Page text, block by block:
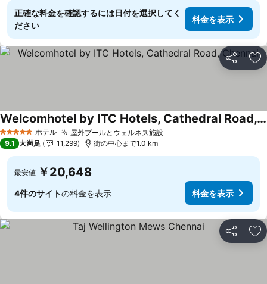
正確な料金を確認するには日付を選択してく
ださい
料金を表示
シェア お
5 ホテルのランク
ホテル 屋外プールとウェルネス施設
Welcomhotel by ITC Hotels, Cathedral Road, Chennai
9.1 大満足 11,299 街の中心まで1.0 km
最安値 ￥20,648
4件のサイトの料金を表示 料金を表示
シェア お